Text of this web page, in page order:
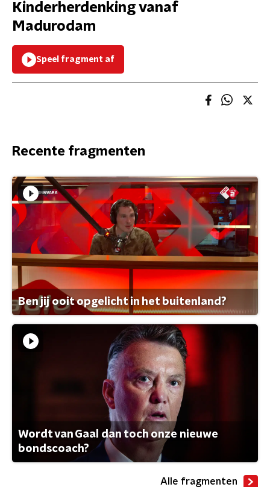
Kinderherdenking vanaf
Madurodam
Speel fragment af
Recente fragmenten
Ben jij ooit opgelicht in het buitenland?
Wordt van Gaal dan toch onze nieuwe
bondscoach?
Alle fragmenten